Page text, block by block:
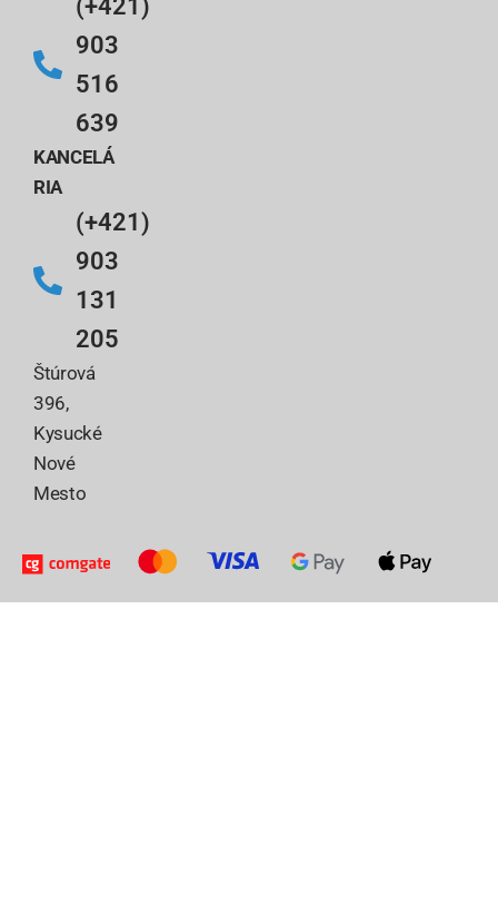
(+421)
903
516
639
KANCELÁ
RIA
(+421)
903
131
205
Štúrová
396,
Kysucké
Nové
Mesto